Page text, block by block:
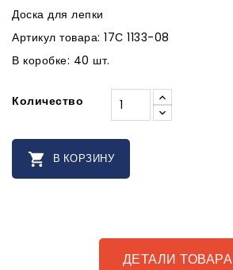
Доска для лепки
Артикул товара: 17С 1133-08
В коробке: 40 шт.
Количество
 В КОРЗИНУ
ДЕТАЛИ ТОВАРА